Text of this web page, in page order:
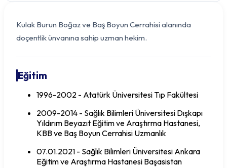
Doç. Dr. Mehmet Eser SANCAKTAR
Kulak Burun Boğaz ve Baş Boyun Cerrahisi alanında
doçentlik ünvanına sahip uzman hekim.
Eğitim
1996-2002 - Atatürk Üniversitesi Tıp Fakültesi
2009-2014 - Sağlık Bilimleri Üniversitesi Dışkapı
Yıldırım Beyazıt Eğitim ve Araştırma Hastanesi,
KBB ve Baş Boyun Cerrahisi Uzmanlık
07.01.2021 - Sağlık Bilimleri Üniversitesi Ankara
Eğitim ve Araştırma Hastanesi Başasistan